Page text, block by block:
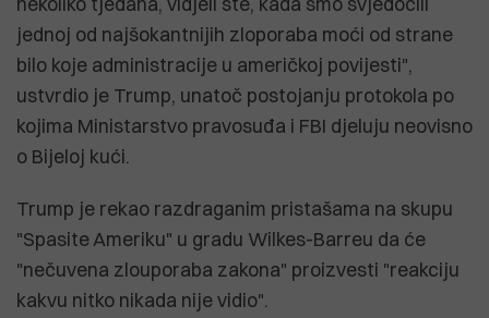
jednoj od najšokantnijih zloporaba moći od strane
bilo koje administracije u američkoj povijesti",
ustvrdio je Trump, unatoč postojanju protokola po
kojima Ministarstvo pravosuđa i FBI djeluju neovisno
o Bijeloj kući.
Trump je rekao razdraganim pristašama na skupu
"Spasite Ameriku" u gradu Wilkes-Barreu da će
"nečuvena zlouporaba zakona" proizvesti "reakciju
kakvu nitko nikada nije vidio".